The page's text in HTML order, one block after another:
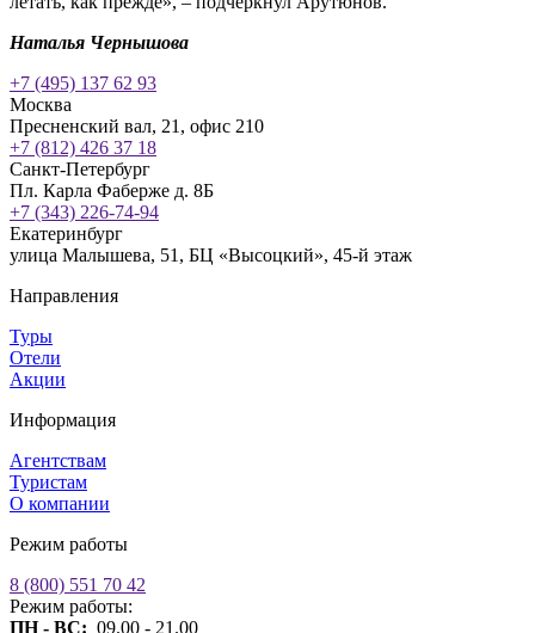
Наталья Чернышова
+7 (495) 137 62 93
Москва
Пресненский вал, 21, офис 210
+7 (812) 426 37 18
Санкт-Петербург
Пл. Карла Фаберже д. 8Б
+7 (343) 226-74-94
Екатеринбург
улица Малышева, 51, БЦ «Высоцкий», 45-й этаж
Направления
Туры
Отели
Акции
Информация
Агентствам
Туристам
О компании
Режим работы
8 (800) 551 70 42
Режим работы:
ПН - ВС: 09.00 - 21.00